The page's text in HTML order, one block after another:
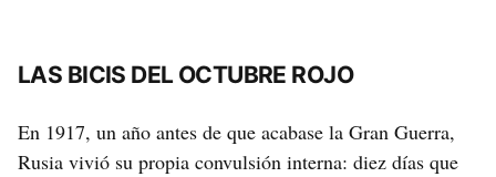
LAS BICIS DEL OCTUBRE ROJO
En 1917, un año antes de que acabase la Gran Guerra,
Rusia vivió su propia convulsión interna: diez días que